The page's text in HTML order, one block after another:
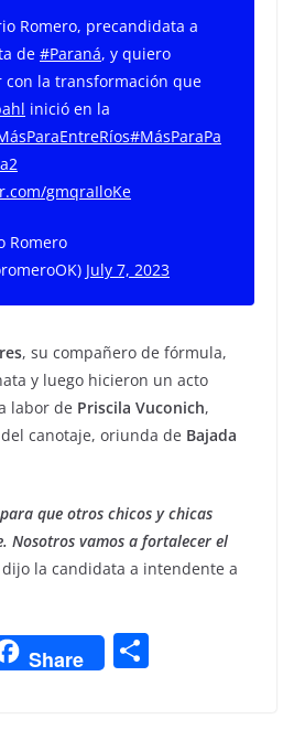
Romero, precandidata a
de #Paraná, y quiero
con la transformación que
inició en la
#MásParaPa
gmqraIloKe
Romero
July 7, 2023
, su compañero de fórmula,
y luego hicieron un acto
labor de Priscila Vuconich,
canotaje, oriunda de Bajada
que otros chicos y chicas
Nosotros vamos a fortalecer el
la candidata a intendente a
Share